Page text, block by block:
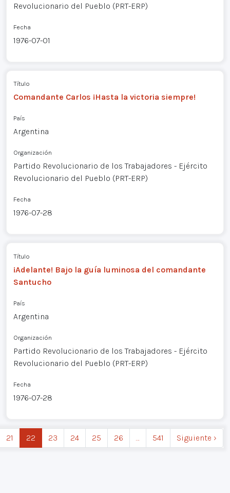
Revolucionario del Pueblo (PRT-ERP)
Fecha
1976-07-01
Título
Comandante Carlos ¡Hasta la victoria siempre!
País
Argentina
Organización
Partido Revolucionario de los Trabajadores - Ejército
Revolucionario del Pueblo (PRT-ERP)
Fecha
1976-07-28
Título
¡Adelante! Bajo la guía luminosa del comandante
Santucho
País
Argentina
Organización
Partido Revolucionario de los Trabajadores - Ejército
Revolucionario del Pueblo (PRT-ERP)
Fecha
1976-07-28
21 22 23 24 25 26 … 541 Siguiente ›